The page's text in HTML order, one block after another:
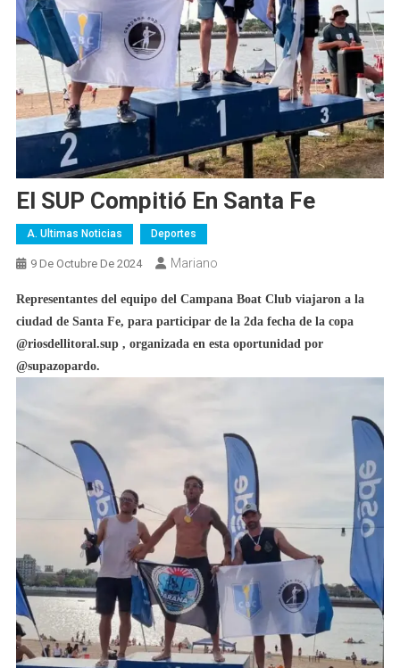
El SUP Compitió En Santa Fe
A. Ultimas Noticias Deportes
9 De Octubre De 2024 Mariano
Representantes del equipo del Campana Boat Club viajaron a la
ciudad de Santa Fe, para participar de la 2da fecha de la copa
@riosdellitoral.sup , organizada en esta oportunidad por
@supazopardo.